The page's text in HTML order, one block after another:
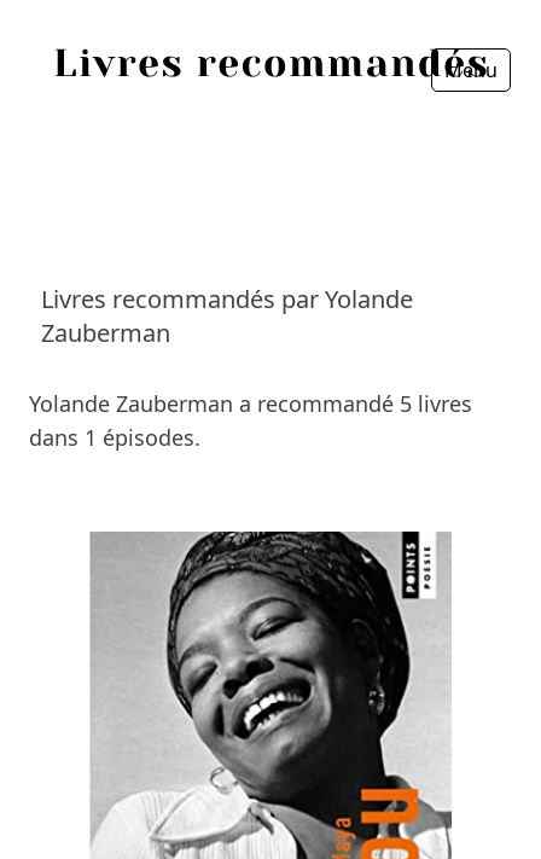
Menu
Livres recommandés par Yolande
Zauberman
Yolande Zauberman a recommandé 5 livres
dans 1 épisodes.
Personnes
Livres
Prix littéraires
Fermer